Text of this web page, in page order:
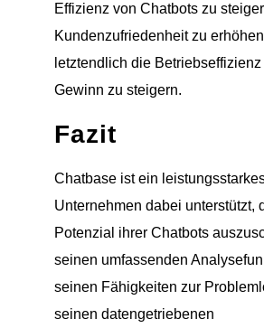
Effizienz von Chatbots zu
Kundenzufriedenheit zu
letztendlich die
Gewinn zu steigern.
Fazit
Chatbase ist ein
Unternehmen dabei unterstützt,
Potenzial ihrer Chatbots
seinen umfassenden
seinen Fähigkeiten zur
seinen datengetriebenen